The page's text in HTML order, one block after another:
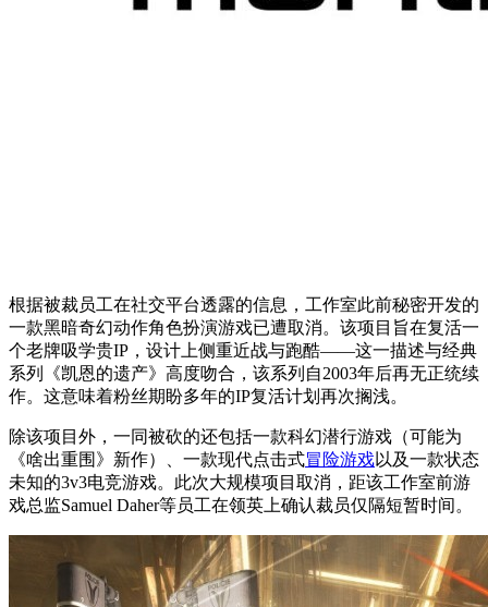
根据被裁员工在社交平台透露的信息，工作室此前秘密开发的
一款黑暗奇幻动作角色扮演游戏已遭取消。该项目旨在复活一
个老牌吸学贵IP，设计上侧重近战与跑酷——这一描述与经典
系列《凯恩的遗产》高度吻合，该系列自2003年后再无正统续
作。这意味着粉丝期盼多年的IP复活计划再次搁浅。
除该项目外，一同被砍的还包括一款科幻潜行游戏（可能为
《啥出重围》新作）、一款现代点击式冒险游戏以及一款状态
未知的3v3电竞游戏。此次大规模项目取消，距该工作室前游
戏总监Samuel Daher等员工在领英上确认裁员仅隔短暂时间。